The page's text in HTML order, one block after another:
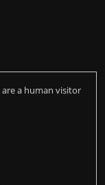
a human visitor